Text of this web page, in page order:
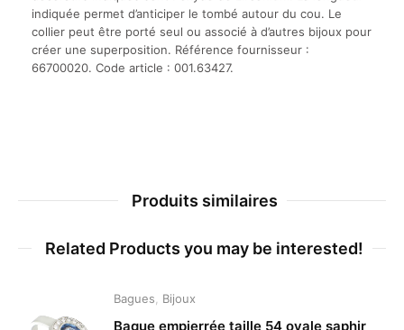
indiquée permet d’anticiper le tombé autour du cou. Le
collier peut être porté seul ou associé à d’autres bijoux pour
créer une superposition. Référence fournisseur :
66700020. Code article : 001.63427.
Produits similaires
Related Products you may be interested!
Bagues Bijoux
Bague empierrée taille 54 ovale saphir